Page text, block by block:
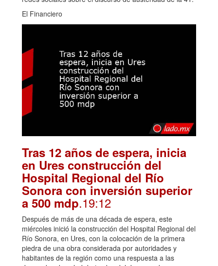
El Financiero
Tras 12 años de espera, inicia
en Ures construcción del
Hospital Regional del Río
Sonora con inversión superior
a 500 mdp.19:12
Después de más de una década de espera, este
miércoles inició la construcción del Hospital Regional del
Río Sonora, en Ures, con la colocación de la primera
piedra de una obra considerada por autoridades y
habitantes de la región como una respuesta a las